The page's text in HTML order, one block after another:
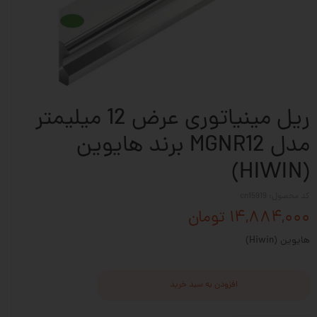
ریل مینیاتوری عرض 12 میلیمتر
مدل MGNR12 برند هایوین
(HIWIN)
۱۴,۸۸۴,۰۰۰ تومان
هایوین (Hiwin)
افزودن به سبد خرید